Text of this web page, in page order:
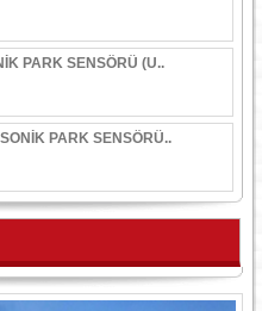
PARK SENSÖRÜ (U..
PARK SENSÖRÜ..